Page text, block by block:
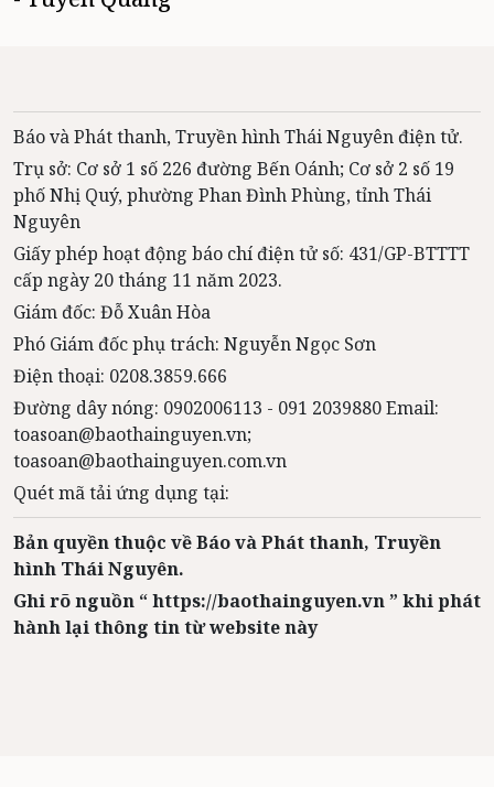
Báo và Phát thanh, Truyền hình Thái Nguyên điện tử.
Trụ sở: Cơ sở 1 số 226 đường Bến Oánh; Cơ sở 2 số 19
phố Nhị Quý, phường Phan Đình Phùng, tỉnh Thái
Nguyên
Giấy phép hoạt động báo chí điện tử số: 431/GP-BTTTT
cấp ngày 20 tháng 11 năm 2023.
Giám đốc: Đỗ Xuân Hòa
Phó Giám đốc phụ trách: Nguyễn Ngọc Sơn
Điện thoại: 0208.3859.666
Đường dây nóng: 0902006113 - 091 2039880 Email:
toasoan@baothainguyen.vn;
toasoan@baothainguyen.com.vn
Quét mã tải ứng dụng tại:
Bản quyền thuộc về Báo và Phát thanh, Truyền
hình Thái Nguyên.
Ghi rõ nguồn “ https://baothainguyen.vn ” khi phát
hành lại thông tin từ website này